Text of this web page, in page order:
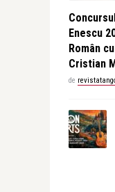
Enescu
Român
Cristian
de